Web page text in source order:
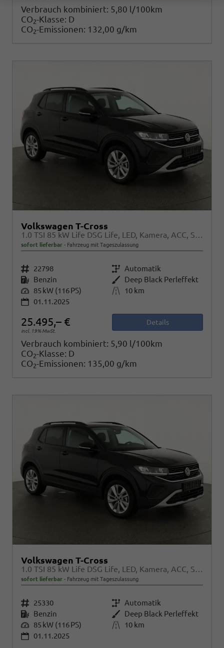
Verbrauch kombiniert: 5,80 l/100km
CO2-Klasse: D
CO2-Emissionen: 132,00 g/km
Volkswagen T-Cross
1.0 TSI 85 kW Life DSG Life, LED, Kamera, ACC, Side, Winter, 17-Zoll, 3-J. Garantie
sofort lieferbar Fahrzeug mit Tageszulassung
Fahrzeugnr. 22798 Getriebe Automatik
Kraftstoff Benzin Außenfarbe Deep Black Perleffekt
Leistung 85 kW (116 PS) Kilometerstand
10 km
01.11.2025
25.495,– €
incl. 19% MwSt.
Details
Verbrauch kombiniert: 5,90 l/100km
CO2-Klasse: D
CO2-Emissionen: 135,00 g/km
Volkswagen T-Cross
1.0 TSI 85 kW Life DSG Life, LED, Kamera, ACC, Side, Winter, 17-Zoll, 3-J. Garantie
sofort lieferbar Fahrzeug mit Tageszulassung
Fahrzeugnr. 25330 Getriebe Automatik
Kraftstoff Benzin Außenfarbe Deep Black Perleffekt
Leistung 85 kW (116 PS) Kilometerstand
10 km
01.11.2025